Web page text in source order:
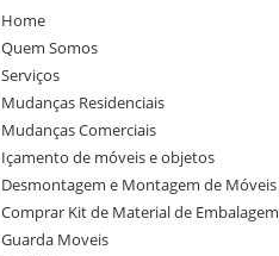
Home
Quem Somos
Serviços
Mudanças Residenciais
Mudanças Comerciais
Içamento de móveis e objetos
Desmontagem e Montagem de Móveis
Comprar Kit de Material de Embalagem
Guarda Moveis